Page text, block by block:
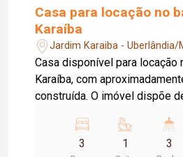
Casa para locação no
Karaíba
Jardim Karaiba - Uberlândia/
Casa disponível para locação
Karaíba, com
construída. O imóvel dispõe
01 suíte, banheiro social com
americana planejada com
3 1 3